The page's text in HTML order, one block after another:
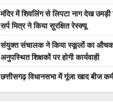
मंदिर में शिवलिंग से लिपटा नाग देख
सर्प मित्र ने किया सुरक्षित रेस्क्यू
संयुक्त संचालक ने किया स्कूलों का औचक
अनुपस्थित शिक्षकों पर होगी कार्यवाही
छत्तीसगढ़ विधानसभा में गूंजा खाद बीज